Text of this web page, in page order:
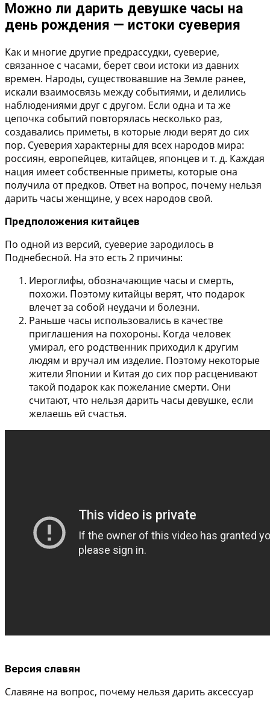
Можно ли дарить девушке часы на
день рождения — истоки суеверия
Как и многие другие предрассудки, суеверие,
связанное с часами, берет свои истоки из давних
времен. Народы, существовавшие на Земле ранее,
искали взаимосвязь между событиями, и делились
наблюдениями друг с другом. Если одна и та же
цепочка событий повторялась несколько раз,
создавались приметы, в которые люди верят до сих
пор. Суеверия характерны для всех народов мира:
россиян, европейцев, китайцев, японцев и т. д. Каждая
нация имеет собственные приметы, которые она
получила от предков. Ответ на вопрос, почему нельзя
дарить часы женщине, у всех народов свой.
Предположения китайцев
По одной из версий, суеверие зародилось в
Поднебесной. На это есть 2 причины:
Иероглифы, обозначающие часы и смерть,
похожи. Поэтому китайцы верят, что подарок
влечет за собой неудачи и болезни.
Раньше часы использовались в качестве
приглашения на похороны. Когда человек
умирал, его родственник приходил к другим
людям и вручал им изделие. Поэтому некоторые
жители Японии и Китая до сих пор расценивают
такой подарок как пожелание смерти. Они
считают, что нельзя дарить часы девушке, если
желаешь ей счастья.
Версия славян
Славяне на вопрос, почему нельзя дарить аксессуар